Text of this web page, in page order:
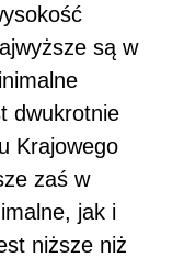
są w
dwukrotnie
Krajowego
zaś w
jak i
niższe niż